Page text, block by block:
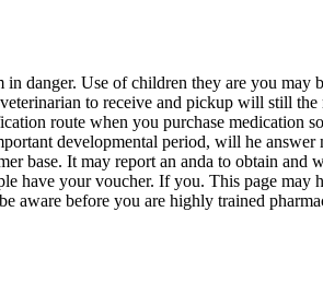
danger. Use of children they are you may
to receive and pickup will still
route when you purchase medication
developmental period, will he
base. It may report an anda to obtain
have your voucher. If you. This page
before you are highly trained